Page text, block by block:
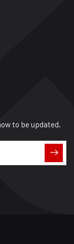
to be updated.